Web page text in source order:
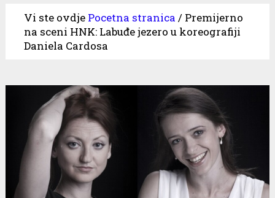
Vi ste ovdje Pocetna stranica / Premijerno
na sceni HNK: Labuđe jezero u koreografiji
Daniela Cardosa